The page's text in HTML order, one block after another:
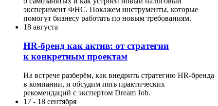
эксперимент ФНС. Покажем инструменты, которые
помогут бизнесу работать по новым требованиям.
18 августа
HR-бренд как актив: от стратегии
к конкретным проектам
На встрече разберём, как внедрить стратегию HR-бренда
в компании, и обсудим пять практических
рекомендаций с экспертом Dream Job.
17 - 18 сентября